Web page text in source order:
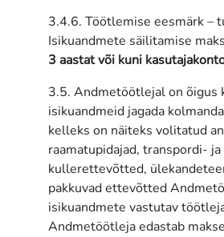
3.4.6. Töötlemise eesmärk –
Isikuandmete säilitamise
3 aastat või kuni
3.5. Andmetöötlejal on õigus
isikuandmeid jagada
kelleks on näiteks volitatud
raamatupidajad, transpordi- ja
kullerettevõtted,
pakkuvad ettevõtted
isikuandmete vastutav
Andmetöötleja edastab